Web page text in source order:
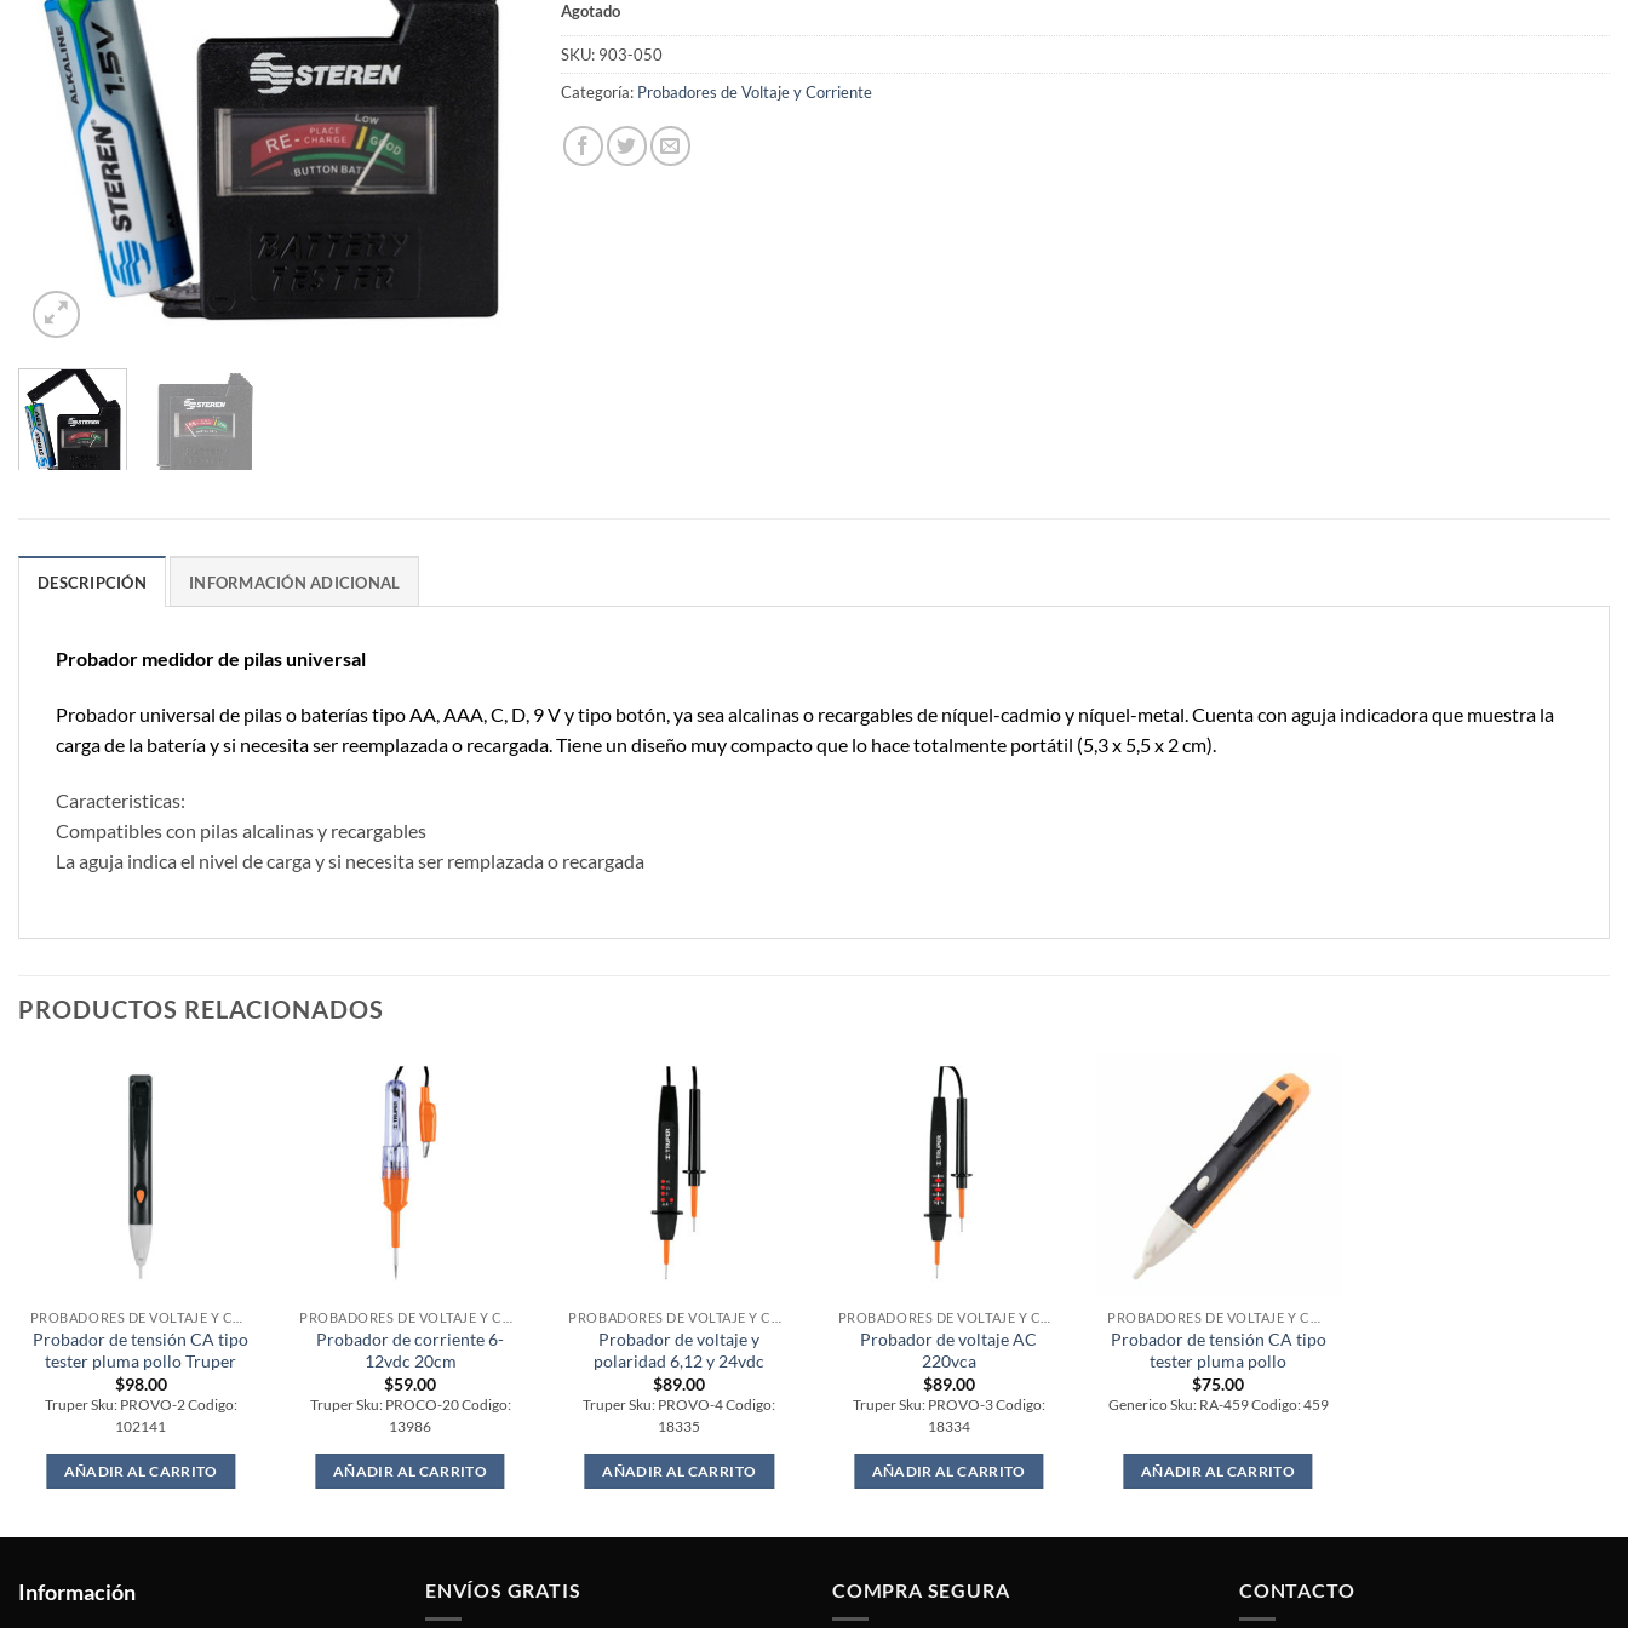
Agotado
SKU: 903-050
Categoría: Probadores de Voltaje y Corriente
DESCRIPCIÓN INFORMACIÓN ADICIONAL
Probador medidor de pilas universal
Probador universal de pilas o baterías tipo AA, AAA, C, D, 9 V y tipo botón, ya sea alcalinas o recargables de níquel-cadmio y níquel-metal. Cuenta con aguja indicadora que muestra la
carga de la batería y si necesita ser reemplazada o recargada. Tiene un diseño muy compacto que lo hace totalmente portátil (5,3 x 5,5 x 2 cm).
Caracteristicas:
Compatibles con pilas alcalinas y recargables
La aguja indica el nivel de carga y si necesita ser remplazada o recargada
PRODUCTOS RELACIONADOS
Probador de tensión CA tipo
tester pluma pollo Truper
$98.00
Truper Sku: PROVO-2 Codigo:
102141
AÑADIR AL CARRITO
Probador de corriente 6-
12vdc 20cm
$59.00
Truper Sku: PROCO-20 Codigo:
13986
AÑADIR AL CARRITO
Probador de voltaje y
polaridad 6,12 y 24vdc
$89.00
Truper Sku: PROVO-4 Codigo:
18335
AÑADIR AL CARRITO
Probador de voltaje AC
220vca
$89.00
Truper Sku: PROVO-3 Codigo:
18334
AÑADIR AL CARRITO
Probador de tensión CA tipo
tester pluma pollo
$75.00
Generico Sku: RA-459 Codigo: 459
AÑADIR AL CARRITO
Información ENVÍOS GRATIS COMPRA SEGURA CONTACTO